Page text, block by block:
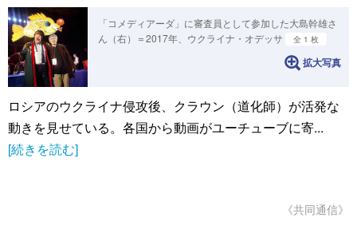
「コメディアーダ」に審査員として参加した大島幹雄さ
ん（右）＝2017年、ウクライナ・オデッサ
全 1 枚
拡大写真
ロシアのウクライナ侵攻後、クラウン（道化師）が活発な
動きを見せている。各国から動画がユーチューブに寄...
[続きを読む]
《共同通信》